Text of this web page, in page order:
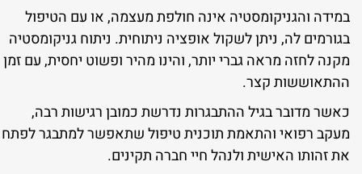
במידה והגניקומסטיה אינה חולפת מעצמה, או עם הטיפול
בגורמים לה, ניתן לשקול אופציה ניתוחית. ניתוח גניקומסטיה
מקנה לחזה מראה גברי יותר, והינו מהיר ופשוט יחסית, עם זמן
ההתאוששות קצר.
כאשר מדובר בגיל ההתבגרות נדרשת כמובן רגישות רבה,
מעקב רפואי והתאמת תוכנית טיפול שתאפשר למתבגר לפתח
את זהותו האישית ולנהל חיי חברה תקינים.